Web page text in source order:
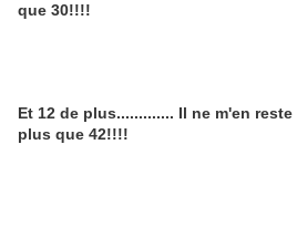
que 30!!!!
Et 12 de plus............. Il ne m'en reste
plus que 42!!!!